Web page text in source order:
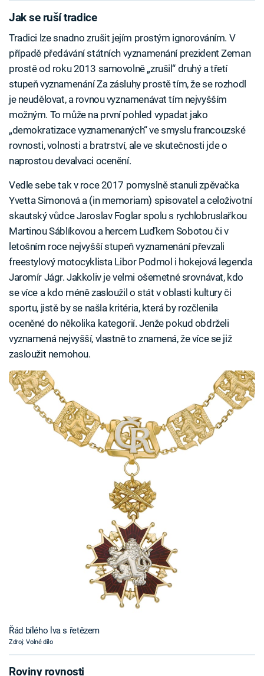
Jak se ruší tradice
Tradici lze snadno zrušit jejím prostým ignorováním. V
případě předávání státních vyznamenání prezident Zeman
prostě od roku 2013 samovolně „zrušil“ druhý a třetí
stupeň vyznamenání Za zásluhy prostě tím, že se rozhodl
je neudělovat, a rovnou vyznamenávat tím nejvyšším
možným. To může na první pohled vypadat jako
„demokratizace vyznamenaných“ ve smyslu francouzské
rovnosti, volnosti a bratrství, ale ve skutečnosti jde o
naprostou devalvaci ocenění.
Vedle sebe tak v roce 2017 pomyslně stanuli zpěvačka
Yvetta Simonová a (in memoriam) spisovatel a celoživotní
skautský vůdce Jaroslav Foglar spolu s rychlobruslařkou
Martinou Sáblíkovou a hercem Luďkem Sobotou či v
letošním roce nejvyšší stupeň vyznamenání převzali
freestylový motocyklista Libor Podmol i hokejová legenda
Jaromír Jágr. Jakkoliv je velmi ošemetné srovnávat, kdo
se více a kdo méně zasloužil o stát v oblasti kultury či
sportu, jistě by se našla kritéria, která by rozčlenila
oceněné do několika kategorií. Jenže pokud obdrželi
vyznamená nejvyšší, vlastně to znamená, že více se již
zasloužit nemohou.
Řád bílého lva s řetězem
Zdroj: Volné dílo
Roviny rovnosti